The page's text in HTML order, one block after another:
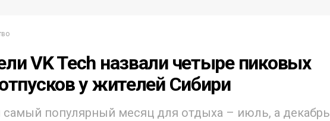
VK Tech назвали четыре пиковых
у жителей Сибири
популярный месяц для отдыха – июль, а декабрь